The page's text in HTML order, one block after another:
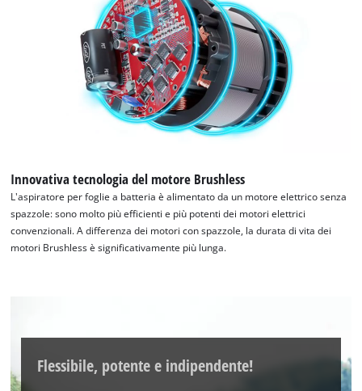
per caricare Google Maps!
This content is not permitted to load due
to trackers that are not disclosed to the
visitor. The website owner needs to setup
the site with their CMP to add this content
to the list of technologies used.
Powered byUsercentrics Consent
Innovativa tecnologia del motore Brushless
L'aspiratore per foglie a batteria è alimentato da un motore elettrico senza
spazzole: sono molto più efficienti e più potenti dei motori elettrici
convenzionali. A differenza dei motori con spazzole, la durata di vita dei
motori Brushless è significativamente più lunga.
Flessibile, potente e indipendente!